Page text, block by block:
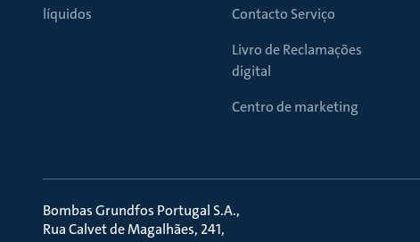
líquidos
Contacto Serviço
Livro de Reclamações
digital
Centro de marketing
Bombas Grundfos Portugal S.A.
Rua Calvet de Magalhães, 241